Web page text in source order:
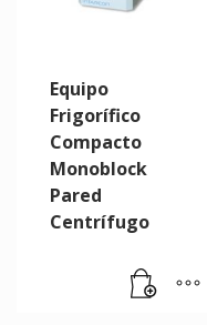
Equipo
Frigorífico
Compacto
Monoblock
Pared
Centrífugo